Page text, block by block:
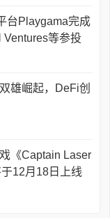
台Playgama完成
等参投
雄崛起，DeFi创
《Captain Laser
12月18日上线